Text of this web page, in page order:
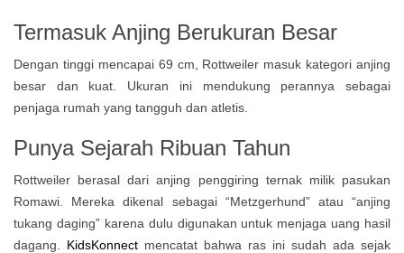
Termasuk Anjing Berukuran Besar
Dengan tinggi mencapai 69 cm, Rottweiler masuk kategori anjing
besar dan kuat. Ukuran ini mendukung perannya sebagai
penjaga rumah yang tangguh dan atletis.
Punya Sejarah Ribuan Tahun
Rottweiler berasal dari anjing penggiring ternak milik pasukan
Romawi. Mereka dikenal sebagai “Metzgerhund” atau “anjing
tukang daging” karena dulu digunakan untuk menjaga uang hasil
dagang.
KidsKonnect mencatat bahwa ras ini sudah ada sejak